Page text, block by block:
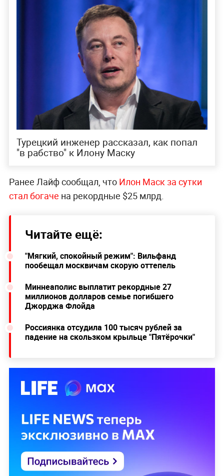
Турецкий инженер рассказал, как попал
"в рабство" к Илону Маску
Ранее Лайф сообщал, что Илон Маск за сутки
стал богаче на рекордные $25 млрд.
Читайте ещё:
"Мягкий, спокойный режим": Вильфанд
пообещал москвичам скорую оттепель
Миннеаполис выплатит рекордные 27
миллионов долларов семье погибшего
Джорджа Флойда
Россиянка отсудила 100 тысяч рублей за
падение на скользком крыльце "Пятёрочки"